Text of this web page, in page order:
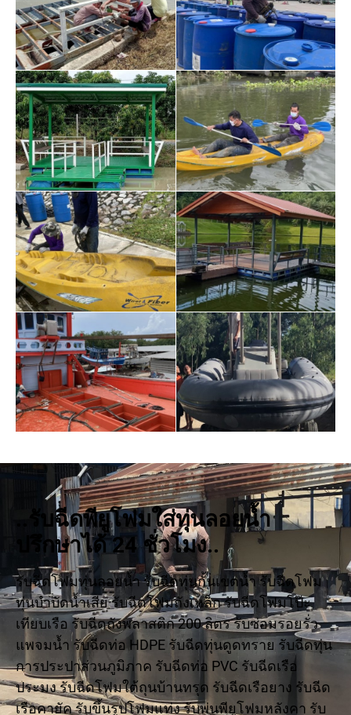
..รับฉีดพียูโฟมใส่ทุ่นลอยน้ำ
ปรึกษาได้ 24 ชั่วโมง..
รับฉีดโฟมทุ่นลอยน้ำ รับฉีดทุ่นกั้นเขตน้ำ รับฉีดโฟม
ทุ่นบำบัดน้ำเสีย รับฉีดโฟมถังเหล็ก รับฉีดโฟมโป๊ะ
เทียบเรือ รับฉีดถังพลาสติก 200 ลิตร รับซ่อมรอยรั่ว
แพจมน้ำ รับฉีดท่อ HDPE รับฉีดทุ่นดูดทราย รับฉีดทุ่น
การประปาส่วนภูมิภาค รับฉีดท่อ PVC รับฉีดเรือ
ประมง รับฉีดโฟมใต้ถุนบ้านทรุด รับฉีดเรือยาง รับฉีด
เรือคายัค รับขึ้นรูปโฟมแท่ง รับพ่นพียูโฟมหลังคา รับ